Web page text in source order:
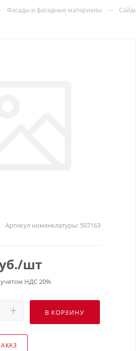
Фасады и фасадные материалы —
Артикул номенклатуры: 507163
/шт
НДС 20%
В КОРЗИНУ